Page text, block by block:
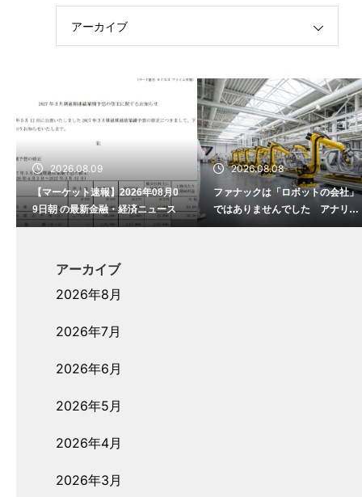
アーカイブ
2026.08.09
【マーケット速報】2026年08月0
9日朝 の最新金融・経済ニュース
2026.08.08
ファナックは「ロボットの会社」
ではありませんでした アナリス
トレポートが書かない、営業利益
アーカイブ
2026年8月
2026年7月
2026年6月
2026年5月
2026年4月
2026年3月